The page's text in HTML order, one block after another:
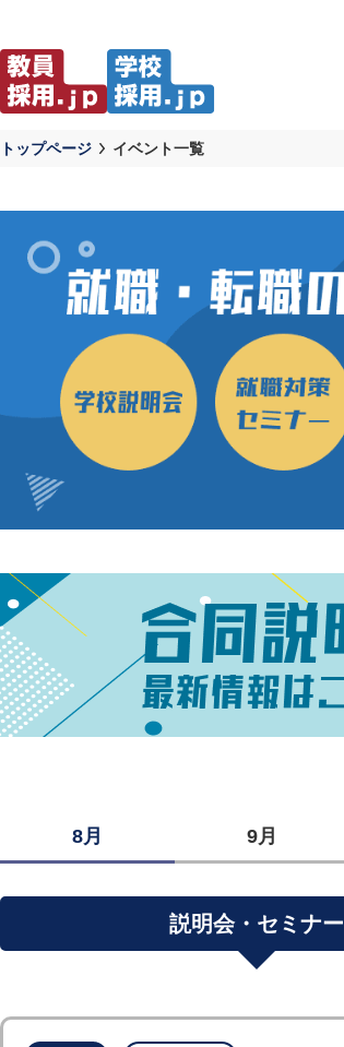
トップページ イベント一覧
8月 9月
説明会・セミナー